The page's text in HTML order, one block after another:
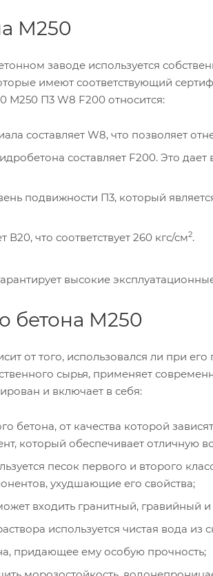
М250
заводе используется
имеют соответствующий
М250 П3 W8 F200 относится:
составляет W8, что позволяет
составляет F200. Это
подвижности П3, который
В20, что соответствует 260 кгс/см2.
высокие
бетона М250
от того, использовался ли при
сырья, применяет
и включает в себя:
от качества которой
который обеспечивает отличную
песок первого и второго
ухудшающие его свойства;
входить гранитный, гравийный
используется чистая вода из
придающее ему особую прочность;